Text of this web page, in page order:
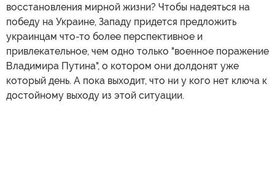
восстановления мирной жизни? Чтобы надеяться на
победу на Украине, Западу придется предложить
украинцам что-то более перспективное и
привлекательное, чем одно только "военное поражение
Владимира Путина", о котором они долдонят уже
который день. А пока выходит, что ни у кого нет ключа к
достойному выходу из этой ситуации.